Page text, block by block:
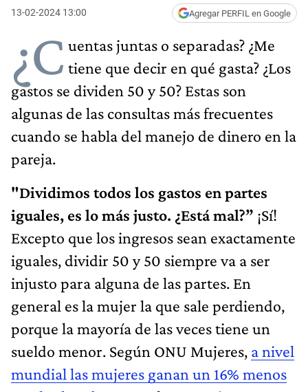
13-02-2024 13:00 Agregar PERFIL en Google
¿C uentas juntas o separadas? ¿Me
tiene que decir en qué gasta? ¿Los
gastos se dividen 50 y 50? Estas son
algunas de las consultas más frecuentes
cuando se habla del manejo de dinero en la
pareja.
"Dividimos todos los gastos en partes
iguales, es lo más justo. ¿Está mal?” ¡Sí!
Excepto que los ingresos sean exactamente
iguales, dividir 50 y 50 siempre va a ser
injusto para alguna de las partes. En
general es la mujer la que sale perdiendo,
porque la mayoría de las veces tiene un
sueldo menor. Según ONU Mujeres, a nivel
mundial las mujeres ganan un 16% menos